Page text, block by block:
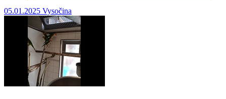
05.01.2025 Vysočina